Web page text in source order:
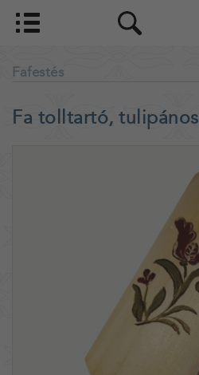
Fafestés
Fa tolltartó, tulipános